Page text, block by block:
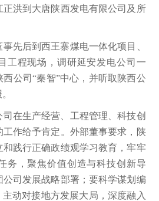
洪到大唐陕西发电有限公司及所
先后到西王寨煤电一体化项目、
工程现场，调研延安发电公司一
公司“秦智”中心，并听取陕西公
在生产经营、工程管理、科技创
作给予肯定。外部董事要求，陕
践行正确政绩观学习教育，牢牢
务，聚焦价值创造与科技创新导
司发展战略部署；要科学谋划编
动对接地方发展大局，深度融入